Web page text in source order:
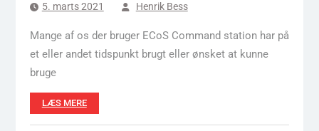
5. marts 2021 Henrik Bess
Mange af os der bruger ECoS Command station har på
et eller andet tidspunkt brugt eller ønsket at kunne
bruge
LÆS MERE